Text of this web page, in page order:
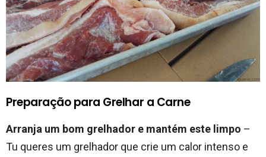
Preparação para Grelhar a Carne
Arranja um bom grelhador e mantém este limpo –
Tu queres um grelhador que crie um calor intenso e